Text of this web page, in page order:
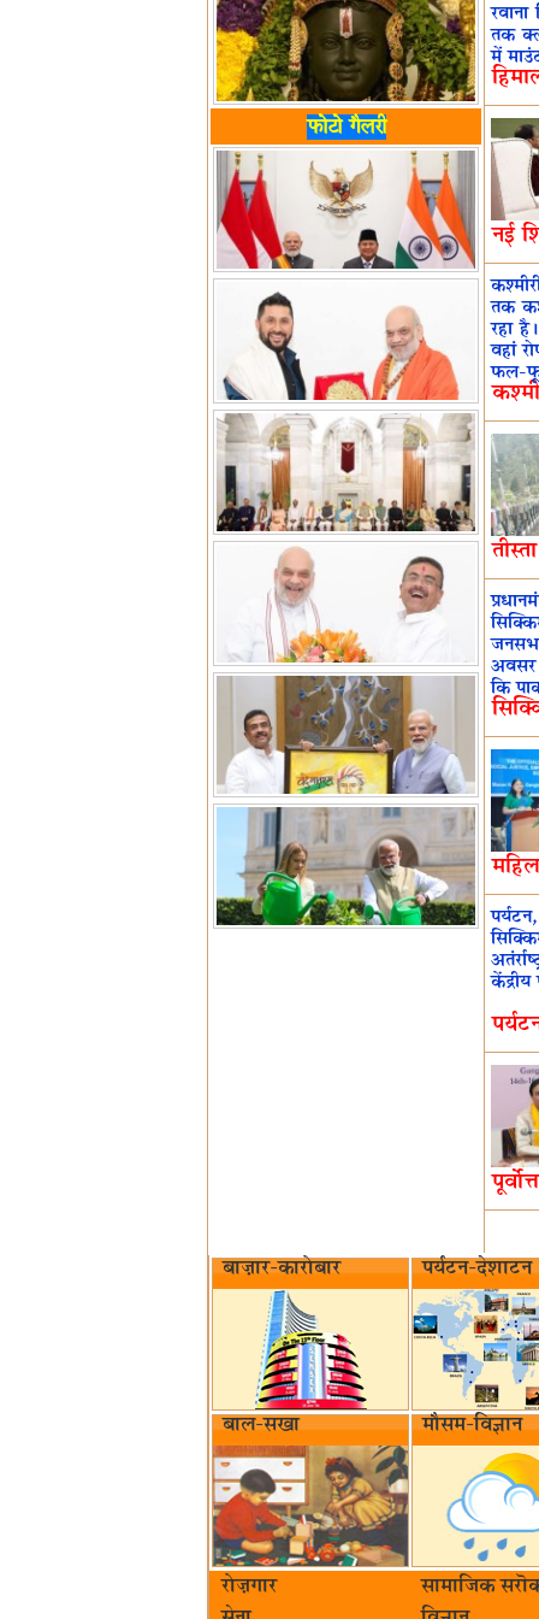
फोटो गैलरी
तक
में
नई
तक
रहा
वहां
फल-
अवसर
कि
बाज़ार-कारोबार पर्यटन-देशाटन
बाल-सखा मौसम-विज्ञान
रोज़गार सामाजिक